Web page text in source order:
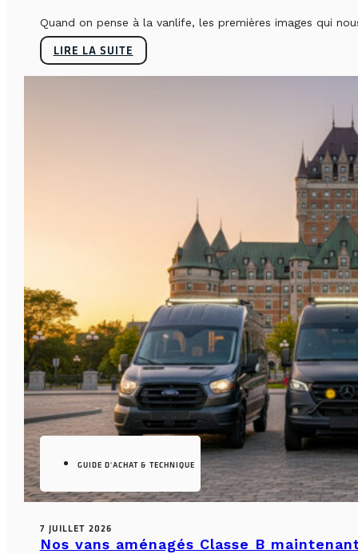
Quand on pense à la vanlife, les premières images qui
LIRE LA SUITE
GUIDE D'ACHAT & TECHNIQUE
7 JUILLET 2026
Nos vans aménagés Classe B